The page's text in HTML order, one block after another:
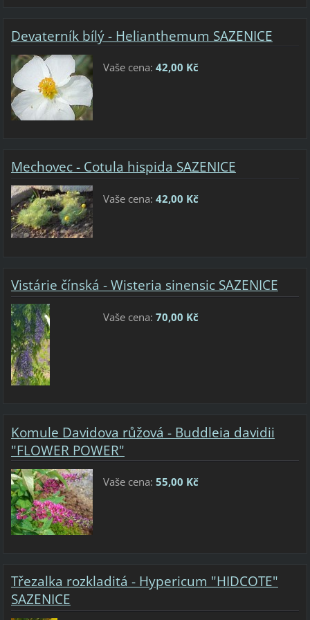
Devaterník bílý - Helianthemum SAZENICE
Vaše cena: 42,00 Kč
Mechovec - Cotula hispida SAZENICE
Vaše cena: 42,00 Kč
Vistárie čínská - Wisteria sinensic SAZENICE
Vaše cena: 70,00 Kč
Komule Davidova růžová - Buddleia davidii
"FLOWER POWER"
Vaše cena: 55,00 Kč
Třezalka rozkladitá - Hypericum "HIDCOTE"
SAZENICE